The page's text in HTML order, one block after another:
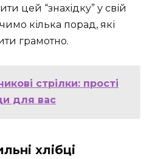
цей “знахідку” у свій
кілька порад, які
грамотно.
стрілки: прості
для вас
хлібці